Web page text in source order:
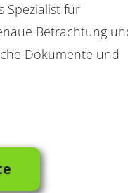
Spezialist für
Betrachtung
Dokumente und